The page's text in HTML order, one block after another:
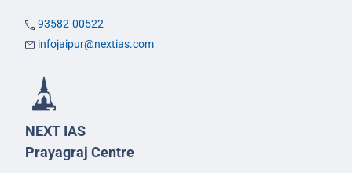
93582-00522
infojaipur@nextias.com
NEXT IAS
Prayagraj Centre